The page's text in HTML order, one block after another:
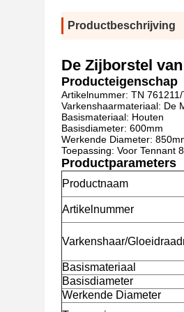
Productbeschrijving
De Zijborstel
Producteigenschap
Artikelnummer: TN
Varkenshaarmateriaal: De
Basismateriaal: Houten
Basisdiameter: 600mm
Werkende Diameter:
Toepassing: Voor Tennant
Productparameters
Productnaam
Artikelnummer
Varkenshaar/
Basismateriaal
Basisdiameter
Werkende Diameter